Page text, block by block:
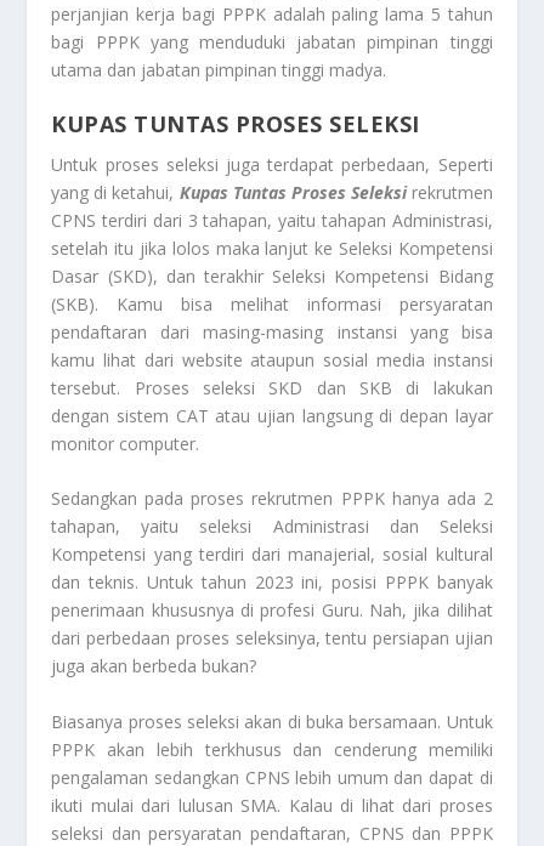
perjanjian kerja bagi PPPK adalah paling lama 5 tahun
bagi PPPK yang menduduki jabatan pimpinan tinggi
utama dan jabatan pimpinan tinggi madya.
KUPAS TUNTAS PROSES SELEKSI
Untuk proses seleksi juga terdapat perbedaan, Seperti
yang di ketahui, Kupas Tuntas Proses Seleksirekrutmen
CPNS terdiri dari 3 tahapan, yaitu tahapan Administrasi,
setelah itu jika lolos maka lanjut ke Seleksi Kompetensi
Dasar (SKD), dan terakhir Seleksi Kompetensi Bidang
(SKB). Kamu bisa melihat informasi persyaratan
pendaftaran dari masing-masing instansi yang bisa
kamu lihat dari website ataupun sosial media instansi
tersebut. Proses seleksi SKD dan SKB di lakukan
dengan sistem CAT atau ujian langsung di depan layar
monitor computer.
Sedangkan pada proses rekrutmen PPPK hanya ada 2
tahapan, yaitu seleksi Administrasi dan Seleksi
Kompetensi yang terdiri dari manajerial, sosial kultural
dan teknis. Untuk tahun 2023 ini, posisi PPPK banyak
penerimaan khususnya di profesi Guru. Nah, jika dilihat
dari perbedaan proses seleksinya, tentu persiapan ujian
juga akan berbeda bukan?
Biasanya proses seleksi akan di buka bersamaan. Untuk
PPPK akan lebih terkhusus dan cenderung memiliki
pengalaman sedangkan CPNS lebih umum dan dapat di
ikuti mulai dari lulusan SMA. Kalau di lihat dari proses
seleksi dan persyaratan pendaftaran, CPNS dan PPPK